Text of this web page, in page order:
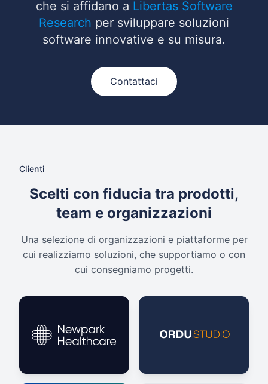
che si affidano a Libertas Software
Research per sviluppare soluzioni
software innovative e su misura.
Contattaci
Clienti
Scelti con fiducia tra prodotti,
team e organizzazioni
Una selezione di organizzazioni e piattaforme per
cui realizziamo soluzioni, che supportiamo o con
cui consegniamo progetti.